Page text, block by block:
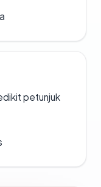
petunjuk